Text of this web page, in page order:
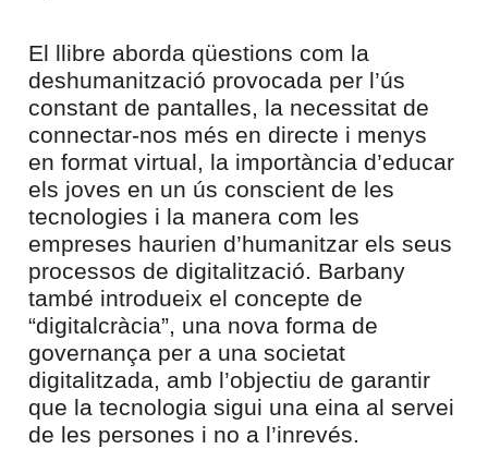
El llibre aborda qüestions com la
deshumanització provocada per l’ús
constant de pantalles, la necessitat de
connectar-nos més en directe i menys
en format virtual, la importància d’educar
els joves en un ús conscient de les
tecnologies i la manera com les
empreses haurien d’humanitzar els seus
processos de digitalització. Barbany
també introdueix el concepte de
“digitalcràcia”, una nova forma de
governança per a una societat
digitalitzada, amb l’objectiu de garantir
que la tecnologia sigui una eina al servei
de les persones i no a l’inrevés.